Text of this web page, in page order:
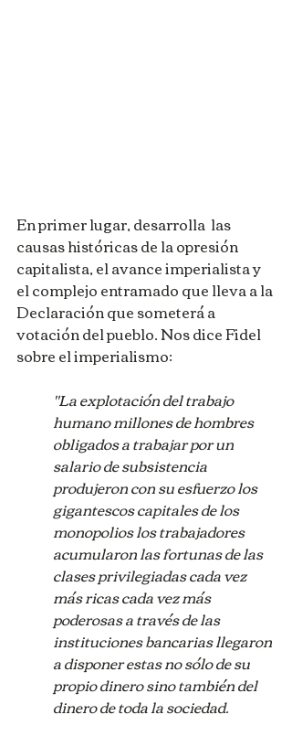
En primer lugar, desarrolla  las
causas históricas de la opresión
capitalista, el avance imperialista y
el complejo entramado que lleva a la
Declaración que someterá a
votación del pueblo. Nos dice Fidel
sobre el imperialismo:
"La explotación del trabajo
humano millones de hombres
obligados a trabajar por un
salario de subsistencia
produjeron con su esfuerzo los
gigantescos capitales de los
monopolios los trabajadores
acumularon las fortunas de las
clases privilegiadas cada vez
más ricas cada vez más
poderosas a través de las
instituciones bancarias llegaron
a disponer estas no sólo de su
propio dinero sino también del
dinero de toda la sociedad.